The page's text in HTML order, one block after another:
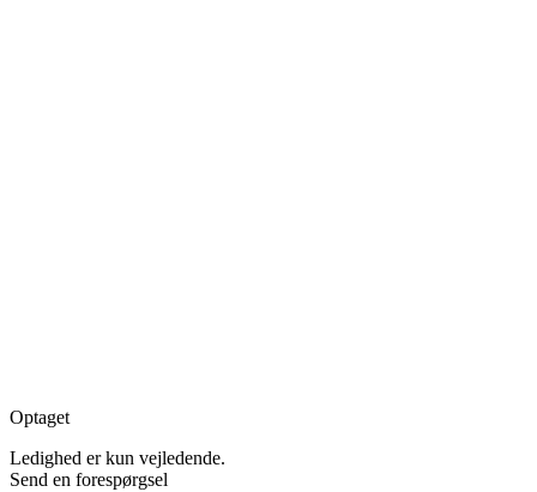
Optaget
Ledighed er kun vejledende.
Send en forespørgsel